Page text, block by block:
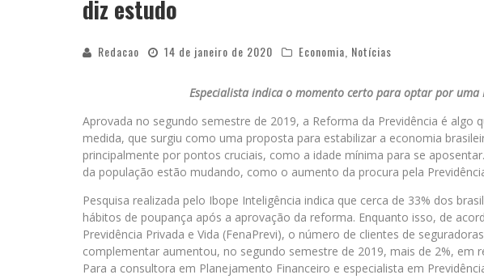
diz estudo
Redacao 14 de janeiro de 2020 Economia Notícias
Especialista indica o momento certo para optar por uma
Aprovada no segundo semestre de 2019, a Reforma da Previdência é algo
medida, que surgiu como uma proposta para estabilizar a economia
principalmente por pontos cruciais, como a idade mínima para se
da população estão mudando, como o aumento da procura pela
Pesquisa realizada pelo Ibope Inteligência indica que cerca de 33% dos
hábitos de poupança após a aprovação da reforma. Enquanto isso, de
Previdência Privada e Vida (FenaPrevi), o número de clientes de
complementar aumentou, no segundo semestre de 2019, mais de 2%, em
Para a consultora em Planejamento Financeiro e especialista em